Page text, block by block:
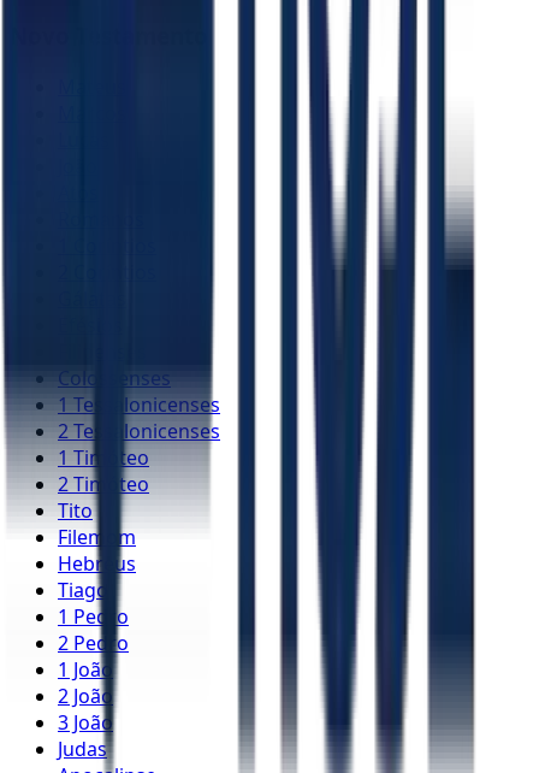
Colossenses
1 Tessalonicenses
2 Tessalonicenses
1 Timóteo
2 Timóteo
Tito
Filemom
Hebreus
Tiago
1 Pedro
2 Pedro
1 João
2 João
3 João
Judas